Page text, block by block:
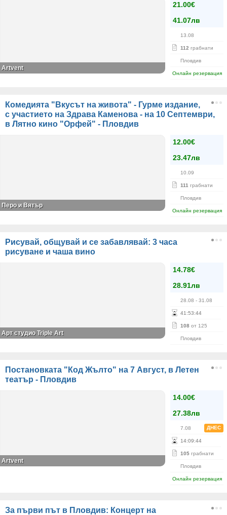
21.00€
41.07лв
13.08
112 грабнати
Пловдив
Онлайн резервация
Artvent
Комедията "Вкусът на живота" - Гурме издание,
с участието на Здрава Каменова - на 10 Септември,
в Лятно кино "Орфей" - Пловдив
12.00€
23.47лв
10.09
111 грабнати
Пловдив
Онлайн резервация
Перо и Вятър
Рисувай, общувай и се забавлявай: 3 часа
рисуване и чаша вино
14.78€
28.91лв
28.08 - 31.08
41 :53:44
108 от 125
Пловдив
Арт студио Triple Art
Постановката "Код Жълто" на 7 Август, в Летен
театър - Пловдив
14.00€
27.38лв
7.08 ДНЕС
14:09:44
105 грабнати
Пловдив
Онлайн резервация
Artvent
За първи път в Пловдив: Концерт на